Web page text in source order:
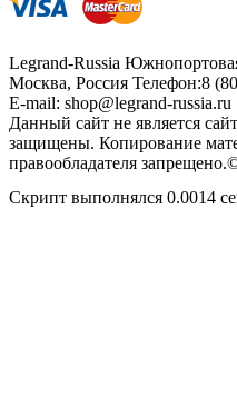
Legrand-Russia
Москва, Россия Телефон:8
E-mail: shop@legrand-russia.ru
Данный сайт не является
защищены. Копирование
правообладателя
Скрипт выполнялся 0.0014